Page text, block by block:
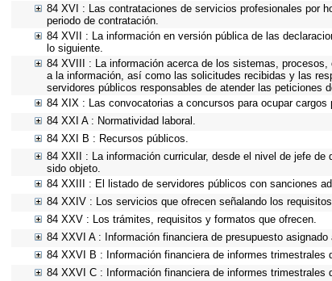
84 XVI : Las contrataciones de servicios profesionales por
periodo de contratación.
84 XVII : La información en versión pública de las
lo siguiente.
84 XVIII : La información acerca de los sistemas,
a la información, así como las solicitudes recibidas y las
servidores públicos responsables de atender las peticiones
84 XIX : Las convocatorias a concursos para ocupar
84 XXI A : Normatividad laboral.
84 XXI B : Recursos públicos.
84 XXII : La información curricular, desde el nivel de jefe
sido objeto.
84 XXIII : El listado de servidores públicos con sanciones
84 XXIV : Los servicios que ofrecen señalando los
84 XXV : Los trámites, requisitos y formatos que ofrecen.
84 XXVI A : Información financiera de presupuesto asignado
84 XXVI B : Información financiera de informes trimestrales
84 XXVI C : Información financiera de informes trimestrales